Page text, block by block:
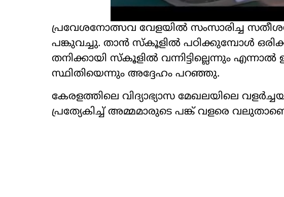
പ്രവേശനോത്സവ വേളയിൽ സംസാരിച്ച
പങ്കുവച്ചു. താൻ സ്കൂളിൽ പഠിക്കുമ്പോൾ
തനിക്കായി സ്കൂളിൽ വന്നിട്ടില്ലെന്നും
സ്ഥിതിയെന്നും അദ്ദേഹം പറഞ്ഞു.
കേരളത്തിലെ വിദ്യാഭ്യാസ മേഖലയിലെ
പ്രത്യേകിച്ച് അമ്മമാരുടെ പങ്ക് വളരെ